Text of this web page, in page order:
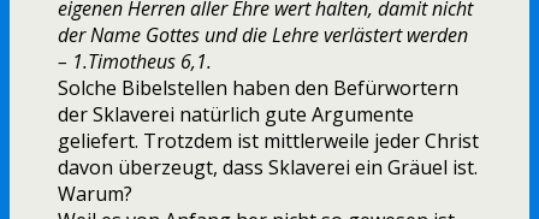
eigenen Herren aller Ehre wert halten, damit nicht
der Name Gottes und die Lehre verlästert werden
– 1.Timotheus 6,1.
Solche Bibelstellen haben den Befürwortern
der Sklaverei natürlich gute Argumente
geliefert. Trotzdem ist mittlerweile jeder Christ
davon überzeugt, dass Sklaverei ein Gräuel ist.
Warum?